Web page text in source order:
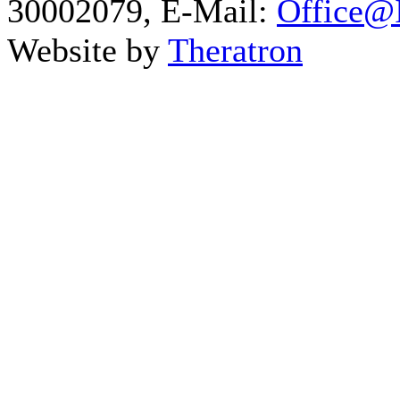
30002079, E-Mail:
Website by Theratron